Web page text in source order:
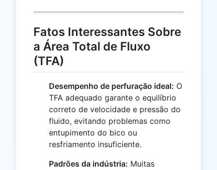
Fatos Interessantes Sobre
a Área Total de Fluxo
(TFA)
Desempenho de perfuração ideal: O
TFA adequado garante o equilíbrio
correto de velocidade e pressão do
fluido, evitando problemas como
entupimento do bico ou
resfriamento insuficiente.
Padrões da indústria: Muitas